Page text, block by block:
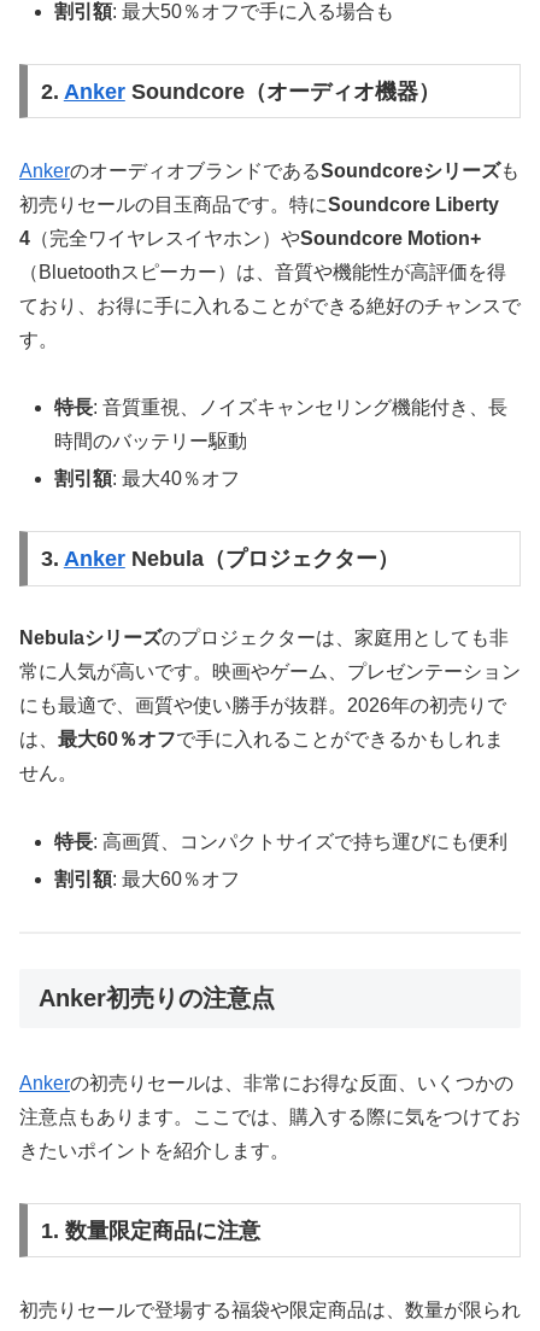
割引額: 最大50％オフで手に入る場合も
2. AnkerSoundcore（オーディオ機器）
AnkerのオーディオブランドであるSoundcoreシリーズも
初売りセールの目玉商品です。特にSoundcore Liberty
4 （完全ワイヤレスイヤホン）やSoundcore Motion+
（Bluetoothスピーカー）は、音質や機能性が高評価を得
ており、お得に手に入れることができる絶好のチャンスで
す。
特長: 音質重視、ノイズキャンセリング機能付き、長
時間のバッテリー駆動
割引額: 最大40％オフ
3. AnkerNebula（プロジェクター）
Nebulaシリーズのプロジェクターは、家庭用としても非
常に人気が高いです。映画やゲーム、プレゼンテーション
にも最適で、画質や使い勝手が抜群。2026年の初売りで
は、 最大60％オフで手に入れることができるかもしれま
せん。
特長: 高画質、コンパクトサイズで持ち運びにも便利
割引額: 最大60％オフ
Anker初売りの注意点
Ankerの初売りセールは、非常にお得な反面、いくつかの
注意点もあります。ここでは、購入する際に気をつけてお
きたいポイントを紹介します。
1. 数量限定商品に注意
初売りセールで登場する福袋や限定商品は、数量が限られ